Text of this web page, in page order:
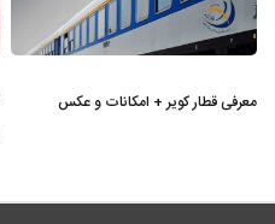
معرفی قطار کویر + امکانات و عکس